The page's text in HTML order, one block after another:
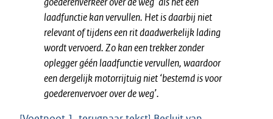
laadfunctie kan vervullen. Het is daarbij niet
relevant of tijdens een rit daadwerkelijk lading
wordt vervoerd. Zo kan een trekker zonder
oplegger géén laadfunctie vervullen, waardoor
een dergelijk motorrijtuig niet ‘bestemd is voor
goederenvervoer over de weg’.